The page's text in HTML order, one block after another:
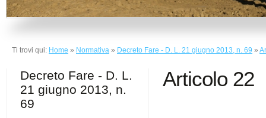
Ti trovi qui: Home » Normativa » Decreto Fare - D. L. 21 giugno 2013, n. 69 »
Decreto Fare - D. L.
21 giugno 2013, n.
69
Articolo 22